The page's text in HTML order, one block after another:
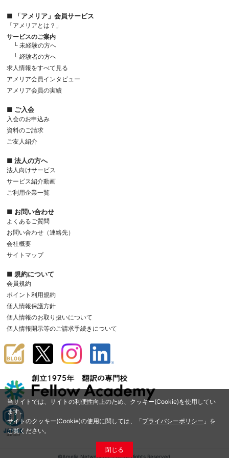
当サイトでは、サイトの利便性向上のため、クッキー(Cookie)を使用してい
ます。
サイトのクッキー(Cookie)の使用に関しては、「プライバシーポリシー 」を
ご覧ください。
閉じる
■ 「アメリア」会員サービス
「アメリアとは？」
サービスのご案内
└ 未経験の方へ
└ 経験者の方へ
求人情報をすべて見る
アメリア会員インタビュー
アメリア会員の実績
■ ご入会
入会のお申込み
資料のご請求
ご友人紹介
■ 法人の方へ
法人向けサービス
サービス紹介動画
ご利用企業一覧
■ お問い合わせ
よくあるご質問
お問い合わせ（連絡先）
会社概要
サイトマップ
■ 規約について
会員規約
ポイント利用規約
個人情報保護方針
個人情報のお取り扱いについて
個人情報開示等のご請求手続きについて
©Amelia Network Co.,Ltd. All Rights Reserved.